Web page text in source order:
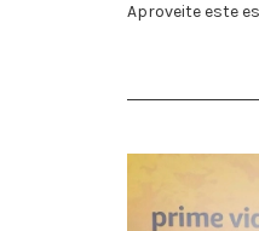
Aproveite este